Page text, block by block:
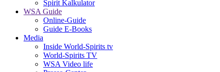
Spirit Kalkulator
WSA Guide
Online-Guide
Guide E-Books
Media
Inside World-Spirits tv
World-Spirits TV
WSA Video life